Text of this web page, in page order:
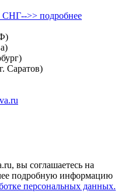
СНГ-->> подробнее
Саратов)
вы соглашаетесь на
подробную информацию
персональных данных.